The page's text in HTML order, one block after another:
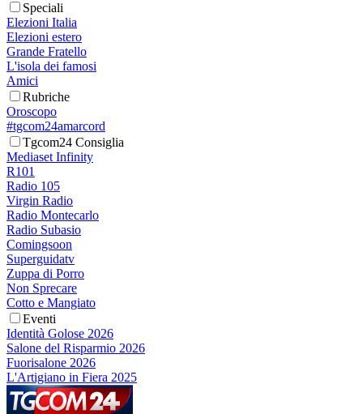
Speciali
Elezioni Italia
Elezioni estero
Grande Fratello
L'isola dei famosi
Amici
Rubriche
Oroscopo
#tgcom24amarcord
Tgcom24 Consiglia
Mediaset Infinity
R101
Radio 105
Virgin Radio
Radio Montecarlo
Radio Subasio
Comingsoon
Superguidatv
Zuppa di Porro
Non Sprecare
Cotto e Mangiato
Eventi
Identità Golose 2026
Salone del Risparmio 2026
Fuorisalone 2026
L'Artigiano in Fiera 2025